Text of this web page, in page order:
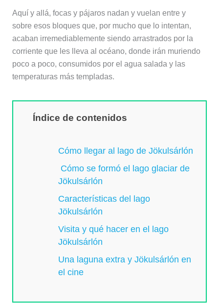
Aquí y allá, focas y pájaros nadan y vuelan entre y
sobre esos bloques que, por mucho que lo intentan,
acaban irremediablemente siendo arrastrados por la
corriente que les lleva al océano, donde irán muriendo
poco a poco, consumidos por el agua salada y las
temperaturas más templadas.
Índice de contenidos
Cómo llegar al lago de Jökulsárlón
Cómo se formó el lago glaciar de
Jökulsárlón
Características del lago
Jökulsárlón
Visita y qué hacer en el lago
Jökulsárlón
Una laguna extra y Jökulsárlón en
el cine